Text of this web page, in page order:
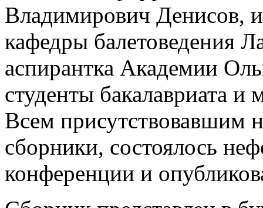
Владимирович Денисов,
кафедры балетоведения
аспирантка Академии
студенты бакалавриата и
Всем присутствовавшим
сборники, состоялось
конференции и